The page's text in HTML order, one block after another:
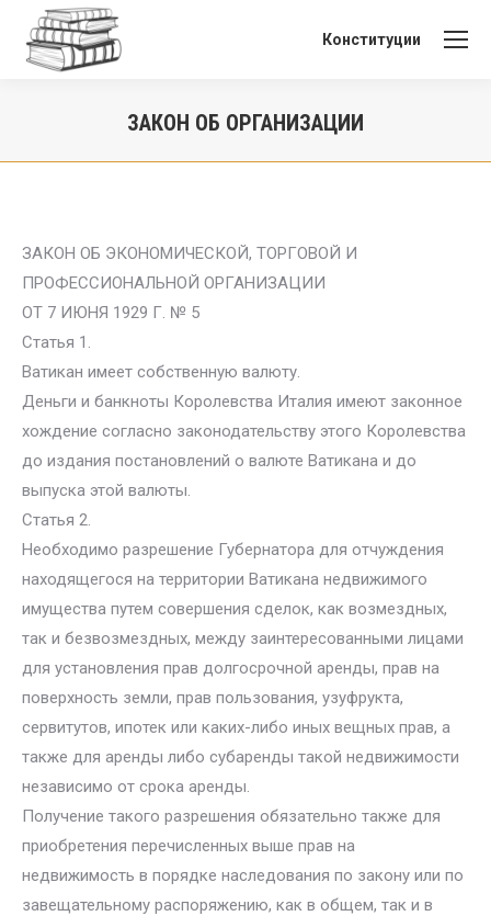
Конституции
ЗАКОН ОБ ОРГАНИЗАЦИИ
ЗАКОН ОБ ЭКОНОМИЧЕСКОЙ, ТОРГОВОЙ И
ПРОФЕССИОНАЛЬНОЙ ОРГАНИЗАЦИИ
ОТ 7 ИЮНЯ 1929 Г. № 5
Статья 1.
Ватикан имеет собственную валюту.
Деньги и банкноты Королевства Италия имеют законное
хождение согласно законодательству этого Королевства
до издания постановлений о валюте Ватикана и до
выпуска этой валюты.
Статья 2.
Необходимо разрешение Губернатора для отчуждения
находящегося на территории Ватикана недвижимого
имущества путем совершения сделок, как возмездных,
так и безвозмездных, между заинтересованными лицами
для установления прав долгосрочной аренды, прав на
поверхность земли, прав пользования, узуфрукта,
сервитутов, ипотек или каких-либо иных вещных прав, а
также для аренды либо субаренды такой недвижимости
независимо от срока аренды.
Получение такого разрешения обязательно также для
приобретения перечисленных выше прав на
недвижимость в порядке наследования по закону или по
завещательному распоряжению, как в общем, так и в